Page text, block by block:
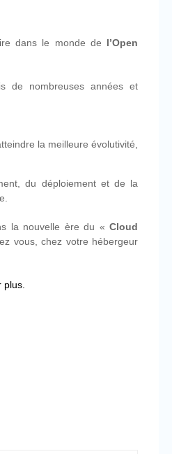
dans le monde de l’Open
de nombreuses années et
la meilleure évolutivité,
du déploiement et de la
la nouvelle ère du « Cloud
vous, chez votre hébergeur
plus.